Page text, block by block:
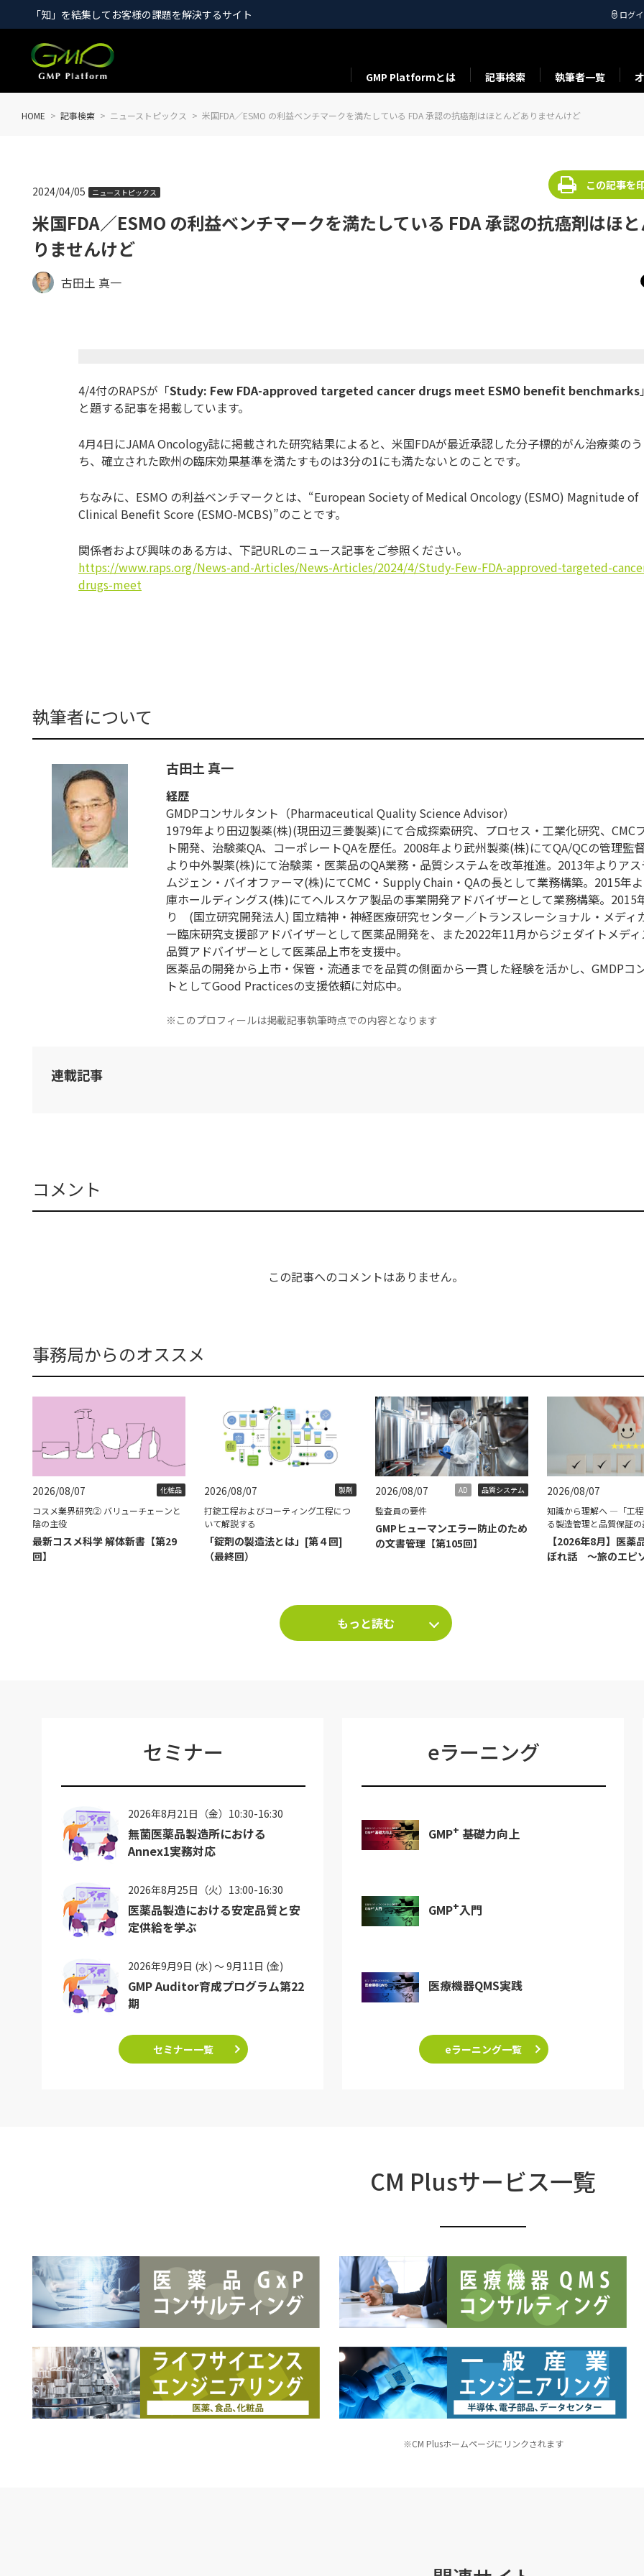
「知」を結集してお客様の課題を解決するサイト ログ
GMP Platformとは 記事検索 執筆者一覧
HOME 記事検索 ニューストピックス 米国FDA／ESMO の利益ベンチマークを満たしている FDA 承認の抗癌剤はほとんどありませんけど
米国FDA／ESMO の利益ベンチマークを満たしている FDA 承認の抗癌剤はほ
りませんけど
2024/04/05 ニューストピックス
この記事を
古田土 真一
4/4付のRAPSが「Study: Few FDA-approved targeted cancer drugs meet ESMO benefit benchmarks」
と題する記事を掲載しています。
4月4日にJAMA Oncology誌に掲載された研究結果によると、米国FDAが最近承認した分子標的がん治療薬のう
ち、確立された欧州の臨床効果基準を満たすものは3分の1にも満たないとのことです。
ちなみに、ESMO の利益ベンチマークとは、“European Society of Medical Oncology (ESMO) Magnitude of
Clinical Benefit Score (ESMO-MCBS)”のことです。
関係者および興味のある方は、下記URLのニュース記事をご参照ください。
https://www.raps.org/News-and-Articles/News-Articles/2024/4/Study-Few-FDA-approved-targeted-
drugs-meet
執筆者について
古田土 真一
経歴
GMDPコンサルタント（Pharmaceutical Quality Science Advisor）
1979年より田辺製薬(株)(現田辺三菱製薬)にて合成探索研究、プロセス・工業化研究、CMC
ト開発、治験薬QA、コーポレートQAを歴任。2008年より武州製薬(株)にてQA/QCの管理監
より中外製薬(株)にて治験薬・医薬品のQA業務・品質システムを改革推進。2013年よりア
ムジェン・バイオファーマ(株)にてCMC・Supply Chain・QAの長として業務構築。2015年
庫ホールディングス(株)にてヘルスケア製品の事業開発アドバイザーとして業務構築。2015
り (国立研究開発法人) 国立精神・神経医療研究センター／トランスレーショナル・メディ
ー臨床研究支援部アドバイザーとして医薬品開発を、また2022年11月からジェダイトメデ
品質アドバイザーとして医薬品上市を支援中。
医薬品の開発から上市・保管・流通までを品質の側面から一貫した経験を活かし、GMDPコ
トとしてGood Practicesの支援依頼に対応中。
※このプロフィールは掲載記事執筆時点での内容となります
連載記事
コメント
この記事へのコメントはありません。
事務局からのオススメ
2026/08/07 化粧品
コスメ業界研究② バリューチェーンと
陰の主役
最新コスメ科学 解体新書【第29
回】
2026/08/07 製剤
打錠工程およびコーティング工程につ
いて解説する
「錠剤の製造法とは」[第４回]
（最終回）
2026/08/07 AD 品質システム
監査員の要件
GMPヒューマンエラー防止のため
の文書管理【第105回】
2026/08/07
知識から理解へ ―「工
る製造管理と品質保証
【2026年8月】医薬
ぼれ話 ～旅のエピ
もっと読む
セミナー
2026年8月21日（金）10:30-16:30
無菌医薬品製造所における
Annex1実務対応
2026年8月25日（火）13:00-16:30
医薬品製造における安定品質と安
定供給を学ぶ
2026年9月9日 (水) ～ 9月11日 (金)
GMP Auditor育成プログラム第22
期
セミナー一覧
eラーニング
GMP+ 基礎力向上
GMP+入門
医療機器QMS実践
eラーニング一覧
CM Plusサービス一覧
※CM Plusホームページにリンクされます